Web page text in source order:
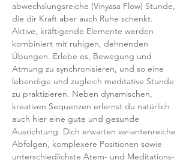
abwechslungsreiche (Vinyasa Flow) Stunde,
die dir Kraft aber auch Ruhe schenkt.
Aktive, kräftigende Elemente werden
kombiniert mit ruhigen, dehnenden
Übungen. Erlebe es, Bewegung und
Atmung zu synchronisieren, und so eine
lebendige und zugleich meditative Stunde
zu praktizieren. Neben dynamischen,
kreativen Sequenzen erlernst du natürlich
auch hier eine gute und gesunde
Ausrichtung. Dich erwarten variantenreiche
Abfolgen, komplexere Positionen sowie
unterschiedlichste Atem- und Meditations-